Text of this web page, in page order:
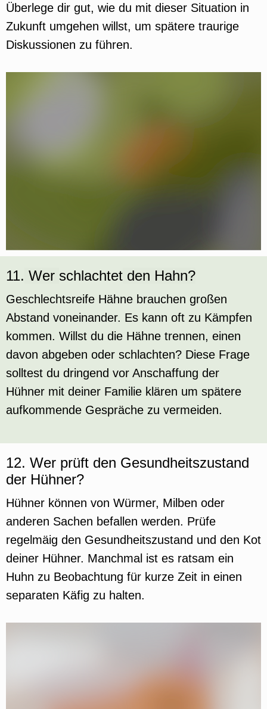
Überlege dir gut, wie du mit dieser Situation in
Zukunft umgehen willst, um spätere traurige
Diskussionen zu führen.
11. Wer schlachtet den Hahn?
Geschlechtsreife Hähne brauchen großen
Abstand voneinander. Es kann oft zu Kämpfen
kommen. Willst du die Hähne trennen, einen
davon abgeben oder schlachten? Diese Frage
solltest du dringend vor Anschaffung der
Hühner mit deiner Familie klären um spätere
aufkommende Gespräche zu vermeiden.
12. Wer prüft den Gesundheitszustand
der Hühner?
Hühner können von Würmer, Milben oder
anderen Sachen befallen werden. Prüfe
regelmäig den Gesundheitszustand und den Kot
deiner Hühner. Manchmal ist es ratsam ein
Huhn zu Beobachtung für kurze Zeit in einen
separaten Käfig zu halten.